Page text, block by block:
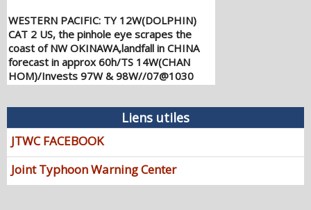
WESTERN PACIFIC: TY 12W(DOLPHIN)
CAT 2 US, the pinhole eye scrapes the
coast of NW OKINAWA,landfall in CHINA
forecast in approx 60h/TS 14W(CHAN
HOM)/Invests 97W & 98W//07@1030
UTC
WESTERN PACIFIC: TY 12W(DOLPHIN)
down from CAT4 US to CAT 1 in 36h,
gradually approaching OKINAWA/TS
13W(KUJIRA)/Invest 96W//05@2200 UTC
08/06/2026 PATRICK HOAREAU
Liens utiles
JTWC FACEBOOK
Joint Typhoon Warning Center